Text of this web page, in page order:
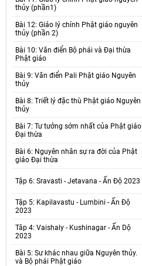
thủy (phần1)
Bài 12: Giáo lý chính Phật giáo nguyên
thủy (phần 2)
Bài 10: Văn điển Bộ phái và Đại thừa
Phật giáo
Bài 9: Văn điển Pali Phật giáo Nguyên
thủy
Bài 8: Triết lý đặc thù Phật giáo Nguyên
thủy
Bài 7: Tư tưởng sớm nhất của Phật giáo
Đại thừa
Bài 6: Nguyên nhân sự ra đời của Phật
giáo Đại thừa
Tập 6: Sravasti - Jetavana - Ấn Độ 2023
Tập 5: Kapilavastu - Lumbini - Ấn Độ
2023
Tâp 4: Vaishaly - Kushinagar - Ấn Dộ
2023
Bài 5: Sư khác nhau giữa Nguyên thủy.
và Bộ phái Phật giáo